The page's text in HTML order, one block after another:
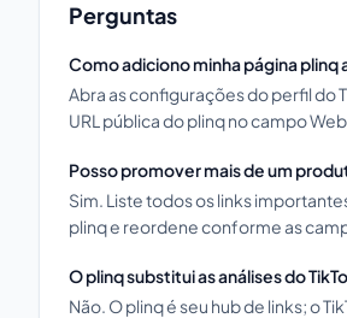
Perguntas
Como adiciono minha página plinq
Abra as configurações do perfil do
URL pública do plinq no campo
Posso promover mais de um
Sim. Liste todos os links
plinq e reordene conforme as
O plinq substitui as análises do
Não. O plinq é seu hub de links; o